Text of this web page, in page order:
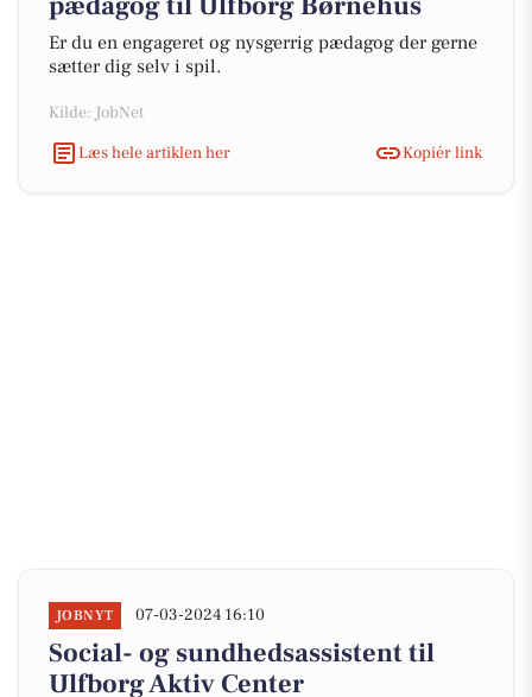
Er du en engageret og nysgerrig pædagog der gerne
sætter dig selv i spil.
Kilde: JobNet
Læs hele artiklen her
Kopiér link
JOBNYT 07-03-2024 16:10
Social- og sundhedsassistent til
Ulfborg Aktiv Center